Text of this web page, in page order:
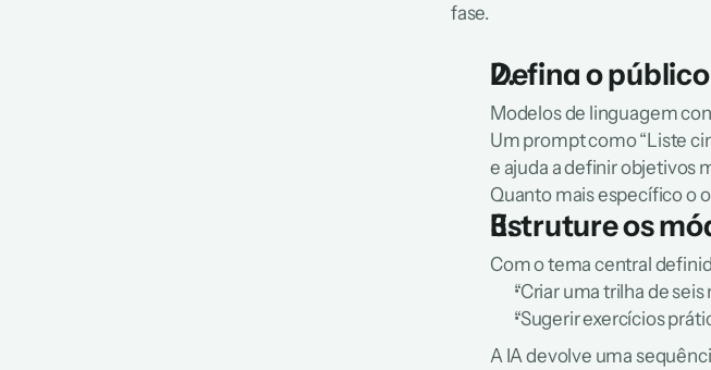
fase.
Defina o
Modelos de linguagem
Um prompt como “Liste
e ajuda a definir objetivos
Quanto mais específico o
Estruture os
Com o tema central
“Criar uma trilha de
“Sugerir exercícios
A IA devolve uma